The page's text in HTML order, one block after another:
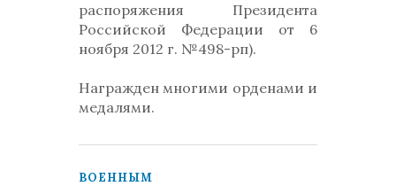
распоряжения Президента
Российской Федерации от 6
ноября 2012 г. №498-рп).
Награжден многими орденами и
медалями.
ВОЕННЫМ